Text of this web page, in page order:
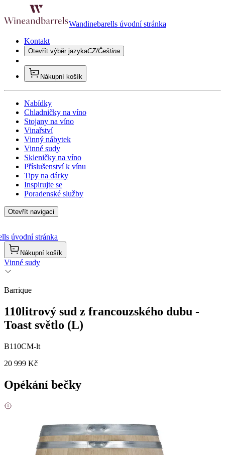
Wandinebarells úvodní stránka
Kontakt
Otevřít výběr jazykaCZ/Čeština
Nákupní košík
Nabídky
Chladničky na víno
Stojany na víno
Vinařství
Vinný nábytek
Vinné sudy
Skleničky na víno
Příslušenství k vínu
Tipy na dárky
Inspirujte se
Poradenské služby
Otevřít navigaci
úvodní stránka
Nákupní košík
Vinné sudy
Barrique
110litrový sud z francouzského dubu -
Toast světlo (L)
B110CM-lt
20 999 Kč
Opékání bečky